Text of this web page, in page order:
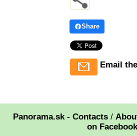
Share
Email
Panorama.sk - Contacts/
on Facebook